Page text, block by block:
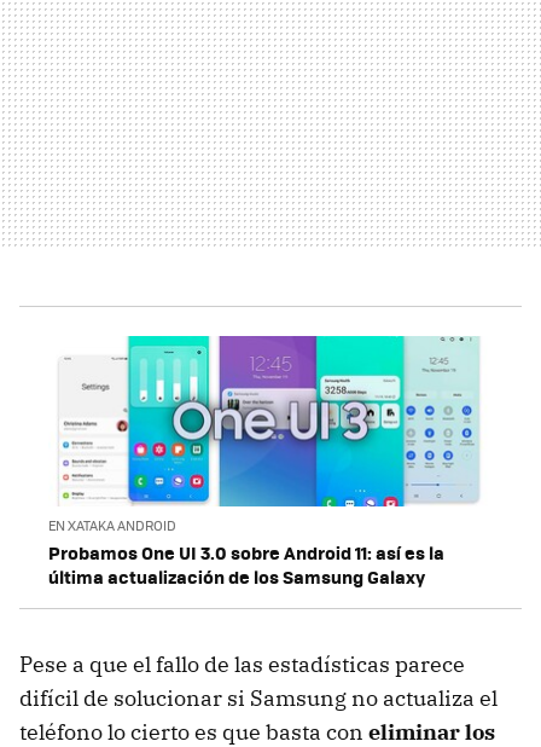
EN XATAKA ANDROID
Probamos One UI 3.0 sobre Android 11: así es la
última actualización de los Samsung Galaxy
Pese a que el fallo de las estadísticas parece
difícil de solucionar si Samsung no actualiza el
teléfono lo cierto es que basta con eliminar los